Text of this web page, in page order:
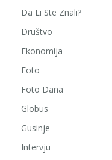
Da Li Ste Znali?
Društvo
Ekonomija
Foto
Foto Dana
Globus
Gusinje
Intervju